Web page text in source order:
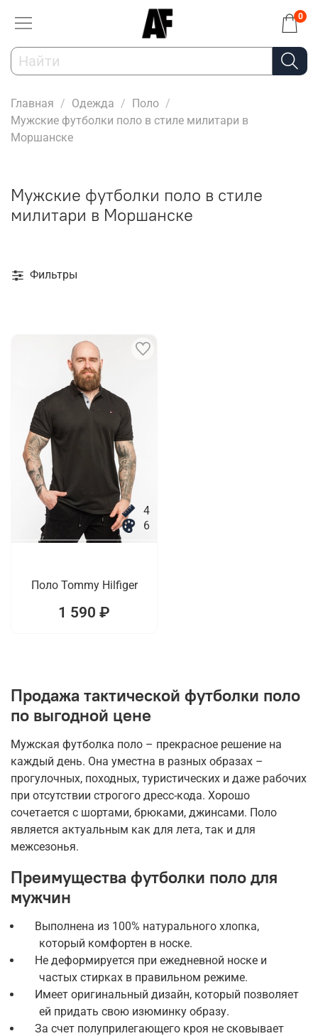
0
Главная Одежда
Поло
Мужские футболки поло в стиле милитари в
Моршанске
Мужские футболки поло в стиле
милитари в Моршанске
Фильтры
4
6
Поло Tommy Hilfiger
1 590 ₽
Продажа тактической футболки поло
по выгодной цене
Мужская футболка поло – прекрасное решение на
каждый день. Она уместна в разных образах –
прогулочных, походных, туристических и даже рабочих
при отсутствии строгого дресс-кода. Хорошо
сочетается с шортами, брюками, джинсами. Поло
является актуальным как для лета, так и для
межсезонья.
Преимущества футболки поло для
мужчин
Выполнена из 100% натурального хлопка,
который комфортен в носке.
Не деформируется при ежедневной носке и
частых стирках в правильном режиме.
Имеет оригинальный дизайн, который позволяет
ей придать свою изюминку образу.
За счет полуприлегающего кроя не сковывает